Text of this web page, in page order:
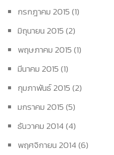
กรกฎาคม 2015(1)
มิถุนายน 2015(2)
พฤษภาคม 2015(1)
มีนาคม 2015(1)
กุมภาพันธ์ 2015(2)
มกราคม 2015(5)
ธันวาคม 2014(4)
พฤศจิกายน 2014(6)